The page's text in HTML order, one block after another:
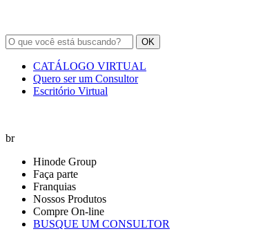
OK
CATÁLOGO VIRTUAL
Quero ser um Consultor
Escritório Virtual
br
Hinode Group
Faça parte
Franquias
Nossos Produtos
Compre On-line
BUSQUE UM CONSULTOR